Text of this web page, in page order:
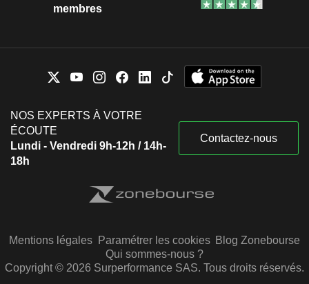
membres
NOS EXPERTS À VOTRE
ÉCOUTE
Lundi - Vendredi 9h-12h / 14h-
18h
Contactez-nous
Mentions légales Paramétrer les cookies Blog Zonebourse
Qui sommes-nous ?
Copyright © 2026 Surperformance SAS. Tous droits réservés.